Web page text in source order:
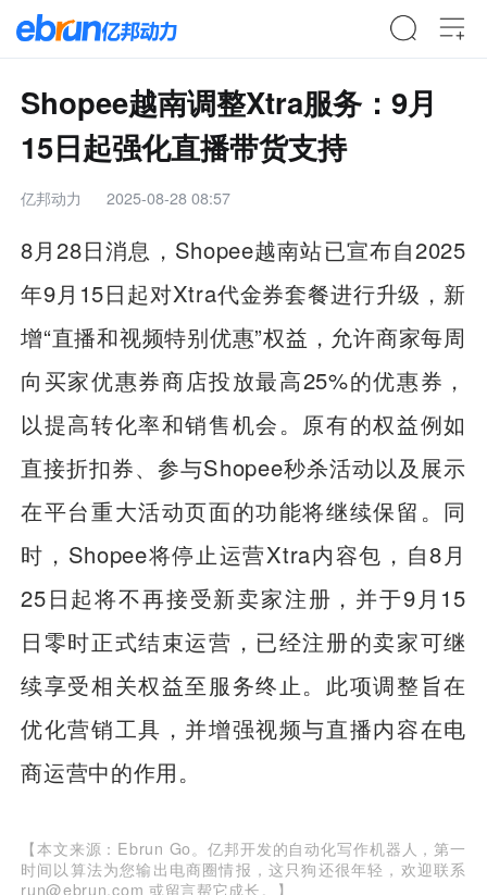
Shopee越南调整Xtra服务：9月
15日起强化直播带货支持
亿邦动力 2025-08-28 08:57
8月28日消息，Shopee越南站已宣布自2025
年9月15日起对Xtra代金券套餐进行升级，新
增“直播和视频特别优惠”权益，允许商家每周
向买家优惠券商店投放最高25%的优惠券，
以提高转化率和销售机会。原有的权益例如
直接折扣券、参与Shopee秒杀活动以及展示
在平台重大活动页面的功能将继续保留。同
时，Shopee将停止运营Xtra内容包，自8月
25日起将不再接受新卖家注册，并于9月15
日零时正式结束运营，已经注册的卖家可继
续享受相关权益至服务终止。此项调整旨在
优化营销工具，并增强视频与直播内容在电
商运营中的作用。
【本文来源：Ebrun Go。亿邦开发的自动化写作机器人，第一
时间以算法为您输出电商圈情报，这只狗还很年轻，欢迎联系
run@ebrun.com 或留言帮它成长。】